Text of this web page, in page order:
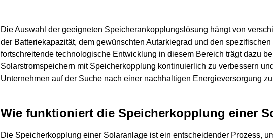
Die Auswahl der geeigneten Speicherankopplungslösung hängt von
der Batteriekapazität, dem gewünschten Autarkiegrad und den
fortschreitende technologische Entwicklung in diesem Bereich trägt dazu
Solarstromspeichern mit Speicherkopplung kontinuierlich zu verbessern
Unternehmen auf der Suche nach einer nachhaltigen Energieversorgung
Wie funktioniert die Speicherkopplung einer
Die Speicherkopplung einer Solaranlage ist ein entscheidender Prozess,